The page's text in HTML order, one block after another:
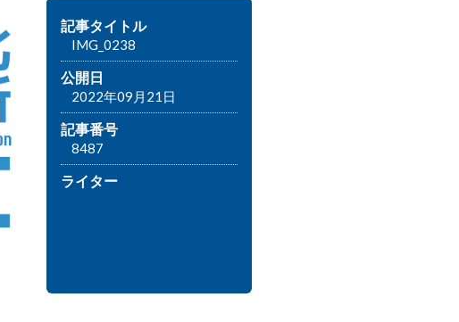
記事タイトル
IMG_0238
公開日
2022年09月21日
記事番号
8487
ライター